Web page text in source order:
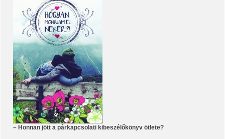
– Honnan jött a párkapcsolati kibeszélőkönyv ötlete?